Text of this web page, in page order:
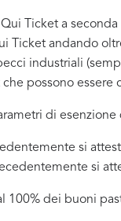
Ticket a
Ticket andando
industriali
possono
di
si
si
dei buoni